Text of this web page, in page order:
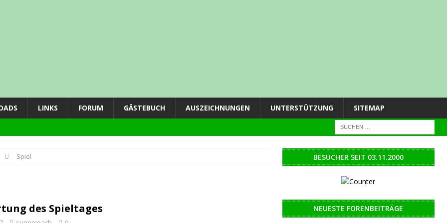
LINKS FORUM GÄSTEBUCH AUSZEICHNUNGEN UNTERSTÜTZUNG SITEMAP
Spiel
des Spieltages
BESUCHER SEIT 03.11.2000
NEUESTE FORENBEITRÄGE